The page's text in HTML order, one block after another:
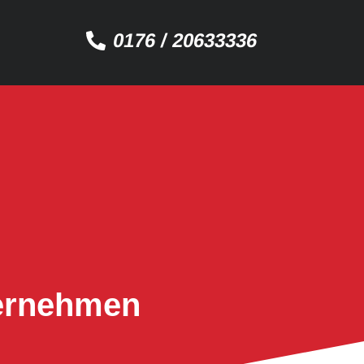
0176 / 20633336